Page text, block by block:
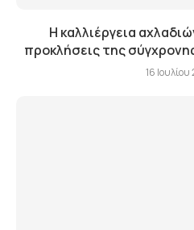
Η καλλιέργεια
προκλήσεις της
16